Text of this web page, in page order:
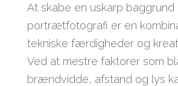
At skabe en uskarp baggrund i
portrætfotografi er en
tekniske færdigheder og
Ved at mestre faktorer som
brændvidde, afstand og lys